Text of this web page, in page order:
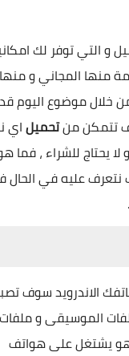
و التي توفر لك
منها المجاني و منها
خلال موضوع اليوم قد
تتمكن منتحميلاي
يحتاج للشراء ، فما
نتعرف عليه في
الاندرويد سوف
الموسيقى و ملفات
يشتغل على هواتف